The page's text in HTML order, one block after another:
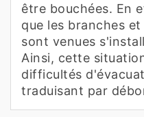
être bouchées. En
que les branches
sont venues
Ainsi, cette
difficultés
traduisant par